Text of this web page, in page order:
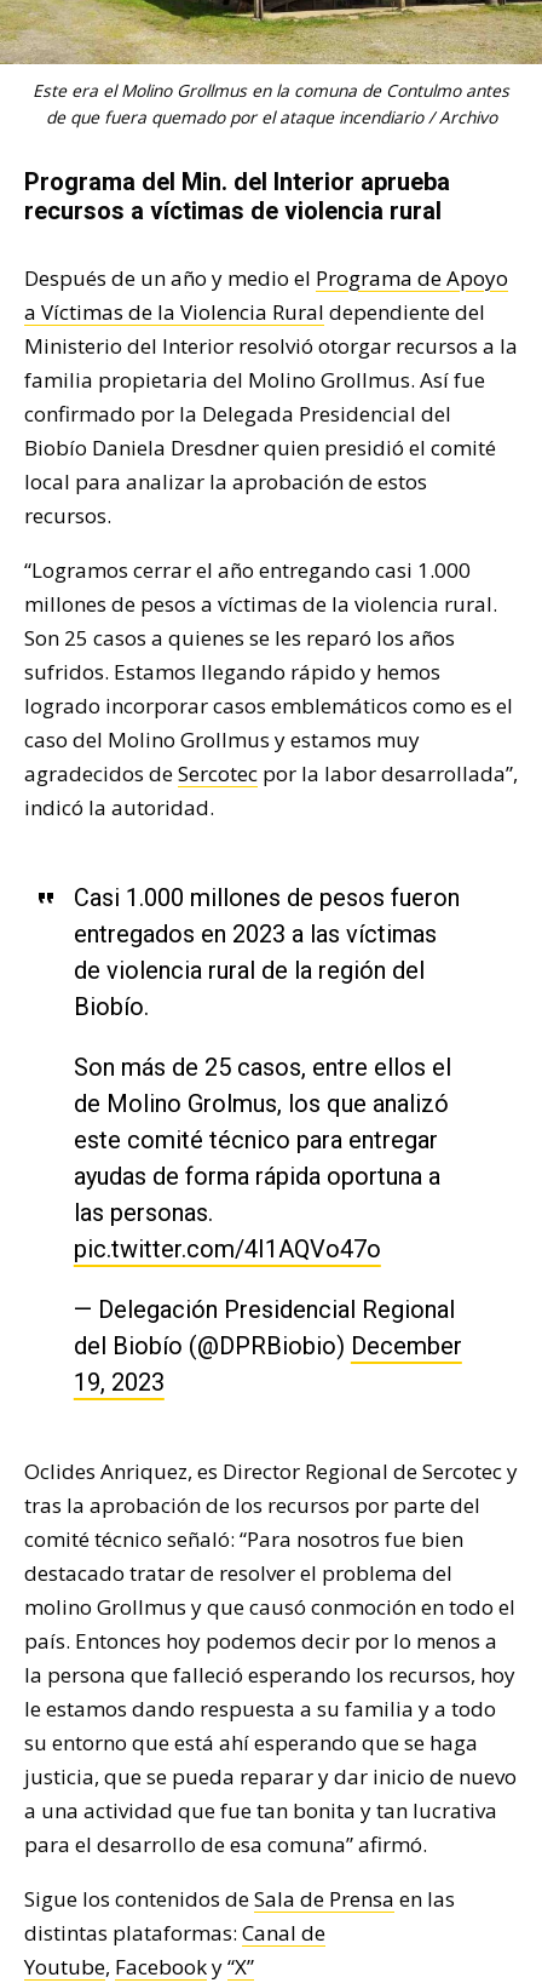
Este era el Molino Grollmus en la comuna de Contulmo antes
de que fuera quemado por el ataque incendiario / Archivo
Programa del Min. del Interior aprueba
recursos a víctimas de violencia rural
Después de un año y medio el Programa de Apoyo
a Víctimas de la Violencia Rural dependiente del
Ministerio del Interior resolvió otorgar recursos a la
familia propietaria del Molino Grollmus. Así fue
confirmado por la Delegada Presidencial del
Biobío Daniela Dresdner quien presidió el comité
local para analizar la aprobación de estos
recursos.
“Logramos cerrar el año entregando casi 1.000
millones de pesos a víctimas de la violencia rural.
Son 25 casos a quienes se les reparó los años
sufridos. Estamos llegando rápido y hemos
logrado incorporar casos emblemáticos como es el
caso del Molino Grollmus y estamos muy
agradecidos deSercotec por la labor desarrollada”,
indicó la autoridad.
Casi 1.000 millones de pesos fueron
entregados en 2023 a las víctimas
de violencia rural de la región del
Biobío.
Son más de 25 casos, entre ellos el
de Molino Grolmus, los que analizó
este comité técnico para entregar
ayudas de forma rápida oportuna a
las personas.
pic.twitter.com/4I1AQVo47o
— Delegación Presidencial Regional
del Biobío (@DPRBiobio) December
19, 2023
Oclides Anriquez, es Director Regional de Sercotec y
tras la aprobación de los recursos por parte del
comité técnico señaló: “Para nosotros fue bien
destacado tratar de resolver el problema del
molino Grollmus y que causó conmoción en todo el
país. Entonces hoy podemos decir por lo menos a
la persona que falleció esperando los recursos, hoy
le estamos dando respuesta a su familia y a todo
su entorno que está ahí esperando que se haga
justicia, que se pueda reparar y dar inicio de nuevo
a una actividad que fue tan bonita y tan lucrativa
para el desarrollo de esa comuna” afirmó.
Sigue los contenidos deSala de Prensa en las
distintas plataformas: Canal de
Youtube, Facebooky“X”